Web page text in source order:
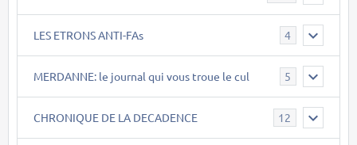
LES ETRONS ANTI-FAs 4
MERDANNE: le journal qui vous troue le cul 5
CHRONIQUE DE LA DECADENCE 12